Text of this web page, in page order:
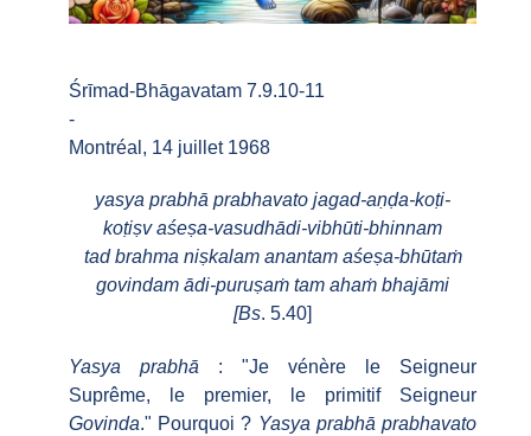
Śrīmad-Bhāgavatam 7.9.10-11
-
Montréal, 14 juillet 1968
yasya prabhā prabhavato jagad-aṇḍa-koṭi-
koṭiṣv aśeṣa-vasudhādi-vibhūti-bhinnam
tad brahma niṣkalam anantam aśeṣa-bhūtaṁ
govindam ādi-puruṣaṁ tam ahaṁ bhajāmi
[Bs. 5.40]
Yasya prabhā : "Je vénère le Seigneur
Suprême, le premier, le primitif Seigneur
Govinda." Pourquoi ? Yasya prabhā prabhavato